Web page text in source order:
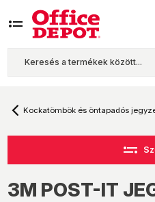
Kockatömbök és öntapadós
3M POST-IT